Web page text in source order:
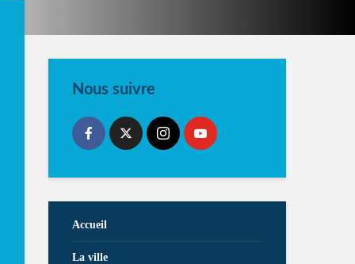
Nous suivre
Accueil
La ville